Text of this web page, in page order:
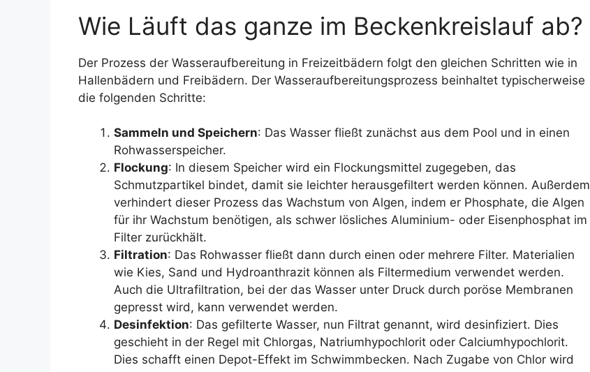
Wie Läuft das ganze im Beckenkreislauf ab?
Der Prozess der Wasseraufbereitung in Freizeitbädern folgt den gleichen Schritten wie in
Hallenbädern und Freibädern. Der Wasseraufbereitungsprozess beinhaltet typischerweise
die folgenden Schritte:
Sammeln und Speichern: Das Wasser fließt zunächst aus dem Pool und in einen
Rohwasserspeicher.
Flockung: In diesem Speicher wird ein Flockungsmittel zugegeben, das
Schmutzpartikel bindet, damit sie leichter herausgefiltert werden können. Außerdem
verhindert dieser Prozess das Wachstum von Algen, indem er Phosphate, die Algen
für ihr Wachstum benötigen, als schwer lösliches Aluminium- oder Eisenphosphat im
Filter zurückhält.
Filtration: Das Rohwasser fließt dann durch einen oder mehrere Filter. Materialien
wie Kies, Sand und Hydroanthrazit können als Filtermedium verwendet werden.
Auch die Ultrafiltration, bei der das Wasser unter Druck durch poröse Membranen
gepresst wird, kann verwendet werden.
Desinfektion: Das gefilterte Wasser, nun Filtrat genannt, wird desinfiziert. Dies
geschieht in der Regel mit Chlorgas, Natriumhypochlorit oder Calciumhypochlorit.
Dies schafft einen Depot-Effekt im Schwimmbecken. Nach Zugabe von Chlor wird